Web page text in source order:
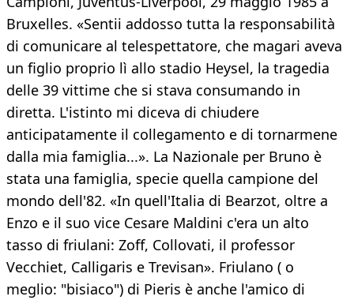
Bruxelles. «Sentii addosso tutta la responsabilità
di comunicare al telespettatore, che magari aveva
un figlio proprio lì allo stadio Heysel, la tragedia
delle 39 vittime che si stava consumando in
diretta. L'istinto mi diceva di chiudere
anticipatamente il collegamento e di tornarmene
dalla mia famiglia...». La Nazionale per Bruno è
stata una famiglia, specie quella campione del
mondo dell'82. «In quell'Italia di Bearzot, oltre a
Enzo e il suo vice Cesare Maldini c'era un alto
tasso di friulani: Zoff, Collovati, il professor
Vecchiet, Calligaris e Trevisan». Friulano ( o
meglio: "bisiaco") di Pieris è anche l'amico di